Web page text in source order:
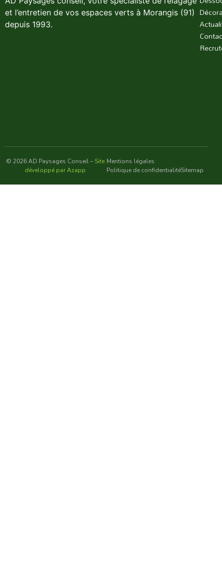
et l’entretien de vos espaces verts à Morangis (91)
depuis 1993.
© 2026 AD Paysages Conseil – Site
développé par Azapp
Mentions légales
Politique de confidentialitéSitemap